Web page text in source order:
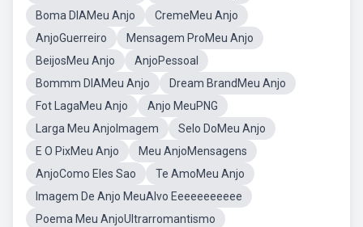
Boma DIAMeu Anjo
CremeMeu Anjo
AnjoGuerreiro
Mensagem ProMeu Anjo
BeijosMeu Anjo
AnjoPessoal
Bommm DIAMeu Anjo
Dream BrandMeu Anjo
Fot LagaMeu Anjo
Anjo MeuPNG
Larga Meu AnjoImagem
Selo DoMeu Anjo
E O PixMeu Anjo
Meu AnjoMensagens
AnjoComo Eles Sao
Te AmoMeu Anjo
Imagem De Anjo MeuAlvo Eeeeeeeeeee
Poema Meu AnjoUltrarromantismo